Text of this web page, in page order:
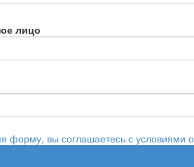
лицо
форму, вы соглашаетесь с условиями